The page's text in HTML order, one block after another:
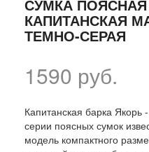
СУМКА
КАПИТАНСКАЯ
ТЕМНО-СЕРАЯ
1590 руб.
Капитанская барка Якорь
серии поясных сумок
модель компактного